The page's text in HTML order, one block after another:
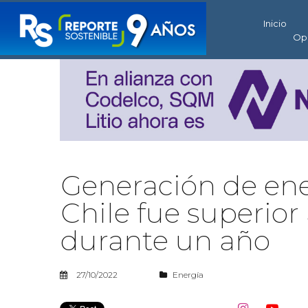
Inicio
Generación de
Chile fue
durante un año
27/10/2022 Energía